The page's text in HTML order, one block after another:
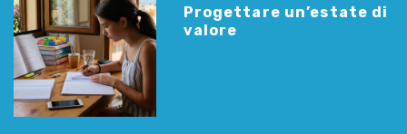
Progettare un’estate di
valore